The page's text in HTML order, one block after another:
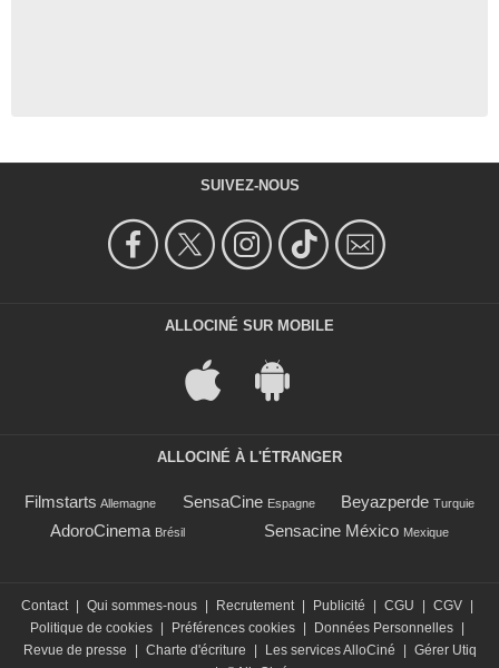
SUIVEZ-NOUS
ALLOCINÉ SUR MOBILE
ALLOCINÉ À L'ÉTRANGER
Filmstarts Allemagne SensaCine Espagne Beyazperde Turquie
AdoroCinema Brésil Sensacine México Mexique
Contact Qui sommes-nous Recrutement Publicité CGU CGV
Politique de cookies
Préférences cookies Données Personnelles
Revue de presse
Charte d'écriture Les services AlloCiné
Gérer Utiq